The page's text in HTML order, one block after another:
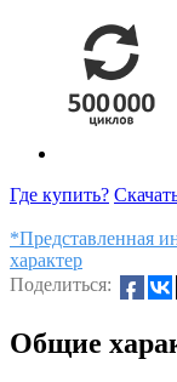
Где купить?
*Представленная
характер
Поделиться:
Общие